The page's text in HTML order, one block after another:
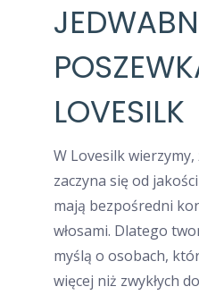
LOVESILK
W Lovesilk
zaczyna się od
mają bezpośredni
włosami. Dlatego
myślą o osobach,
więcej niż zwykłych